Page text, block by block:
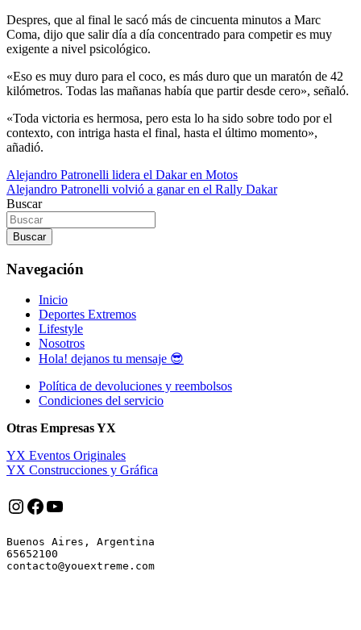
Despres, que al final le sacó más de cincuenta minutos a Marc
Coma, dijo que salir día a día concentrado para competir es muy
exigente a nivel psicológico.
«Eso es muy duro para el coco, es más duro que un maratón de 42
kilómetros. Todas las mañanas había que partir desde cero», señaló.
«Toda victoria es hermosa, pero esta lo ha sido sobre todo por el
contexto, con intriga hasta el final, hasta el último momento»,
añadió.
Navegación
de
entradas
Alejandro Patronelli lidera el Dakar en Motos
Alejandro Patronelli volvió a ganar en el Rally Dakar
Buscar
Buscar
Navegación
Inicio
Deportes Extremos
Lifestyle
Nosotros
Hola! dejanos tu mensaje 😎
Política de devoluciones y reembolsos
Condiciones del servicio
Otras Empresas YX
YX Eventos Originales
YX Construcciones y Gráfica
Instagram
Facebook
YouTube
Buenos Aires, Argentina
65652100